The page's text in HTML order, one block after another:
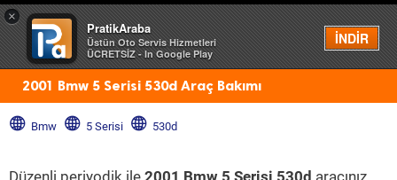
×
PratikAraba
Üstün Oto Servis Hizmetleri
ÜCRETSİZ - In Google Play
İNDİR
Menü
2001 Bmw 5 Serisi 530d Araç Bakımı
Bmw 5 Serisi 530d
Düzenli periyodik ile 2001 Bmw 5 Serisi 530d aracınız